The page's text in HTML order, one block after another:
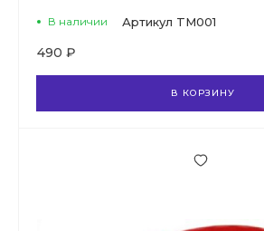
В наличии Артикул TM001
490 ₽
В КОРЗИНУ